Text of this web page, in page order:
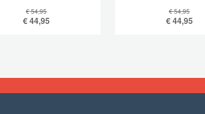
€ 54,95
€44,95
€ 54,95
€44,95